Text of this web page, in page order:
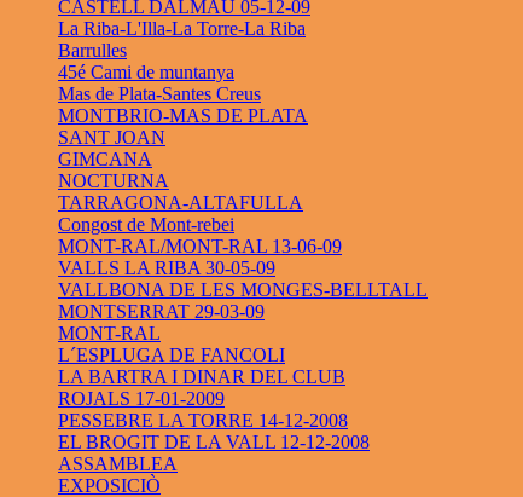
CASTELL DALMAU 05-12-09
La Riba-L'Illa-La Torre-La Riba
Barrulles
45é Cami de muntanya
Mas de Plata-Santes Creus
MONTBRIO-MAS DE PLATA
SANT JOAN
GIMCANA
NOCTURNA
TARRAGONA-ALTAFULLA
Congost de Mont-rebei
MONT-RAL/MONT-RAL 13-06-09
VALLS LA RIBA 30-05-09
VALLBONA DE LES MONGES-BELLTALL
MONTSERRAT 29-03-09
MONT-RAL
L´ESPLUGA DE FANCOLI
LA BARTRA I DINAR DEL CLUB
ROJALS 17-01-2009
PESSEBRE LA TORRE 14-12-2008
EL BROGIT DE LA VALL 12-12-2008
ASSAMBLEA
EXPOSICIÒ